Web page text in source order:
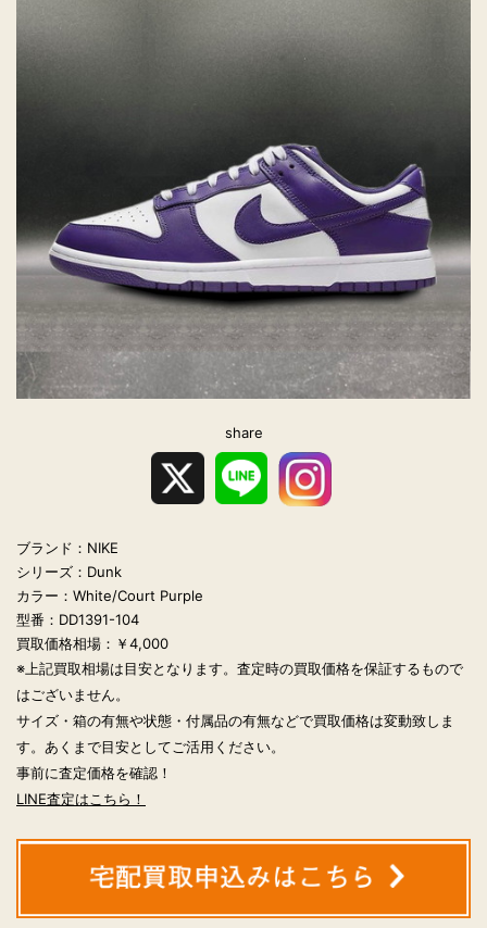
share
ブランド：NIKE
シリーズ：Dunk
カラー：White/Court Purple
型番：DD1391-104
買取価格相場：￥4,000
※上記買取相場は目安となります。査定時の買取価格を保証するもので
はございません。
サイズ・箱の有無や状態・付属品の有無などで買取価格は変動致しま
す。あくまで目安としてご活用ください。
事前に査定価格を確認！
LINE査定はこちら！